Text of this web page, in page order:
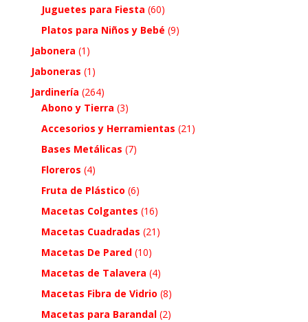
Juguetes para Fiesta (60)
Platos para Niños y Bebé (9)
Jabonera (1)
Jaboneras (1)
Jardinería (264)
Abono y Tierra (3)
Accesorios y Herramientas (21)
Bases Metálicas (7)
Floreros (4)
Fruta de Plástico (6)
Macetas Colgantes (16)
Macetas Cuadradas (21)
Macetas De Pared (10)
Macetas de Talavera (4)
Macetas Fibra de Vidrio (8)
Macetas para Barandal (2)